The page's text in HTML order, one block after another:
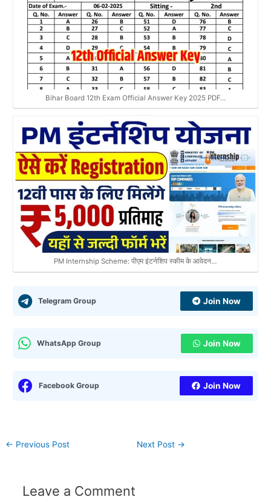
Bihar Board 12th Exam Official Answer Key 2025 PDF…
PM Internship Scheme: पीएम इंटर्नशिप स्कीम के आवेदन…
Telegram Group Join Now
WhatsApp Group Join Now
Facebook Group Join Now
← Previous Post Next Post →
Leave a Comment